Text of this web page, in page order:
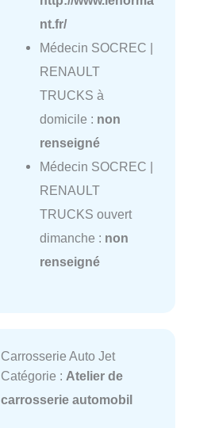
nt.fr/
Médecin SOCREC |
RENAULT
TRUCKS à
domicile : non
renseigné
Médecin SOCREC |
RENAULT
TRUCKS ouvert
dimanche : non
renseigné
Carrosserie Auto Jet
Catégorie : Atelier de
carrosserie automobil